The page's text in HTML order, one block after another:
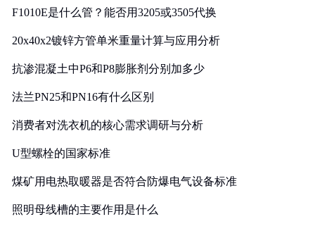
F1010E是什么管？能否用3205或3505代换
20x40x2镀锌方管单米重量计算与应用分析
抗渗混凝土中P6和P8膨胀剂分别加多少
法兰PN25和PN16有什么区别
消费者对洗衣机的核心需求调研与分析
U型螺栓的国家标准
煤矿用电热取暖器是否符合防爆电气设备标准
照明母线槽的主要作用是什么